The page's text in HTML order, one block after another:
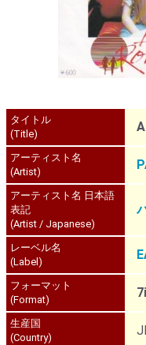
タイトル
(Title)
アーティスト名
(Artist)
アーティスト名 日本語
表記
(Artist / Japanese)
レーベル名
(Label)
フォーマット
(Format)
生産国
(Country)